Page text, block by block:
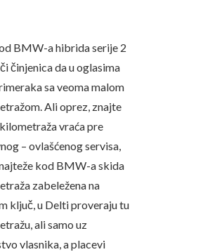
BMW-a hibrida serije 2
činjenica da u oglasima
sa veoma malom
Ali oprez, znajte
vraća pre
– ovlašćenog servisa,
kod BMW-a skida
zabeležena na
ključ, u Delti proveraju tu
ali samo uz
vlasnika, a placevi